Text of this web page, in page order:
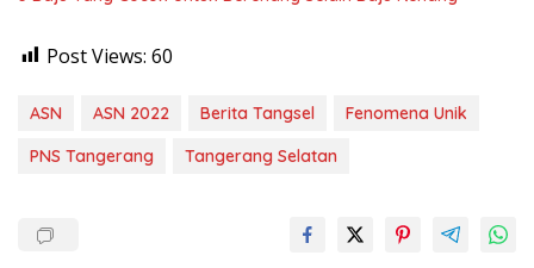
Post Views: 60
ASN ASN 2022 Berita Tangsel
Fenomena Unik
PNS Tangerang
Tangerang Selatan